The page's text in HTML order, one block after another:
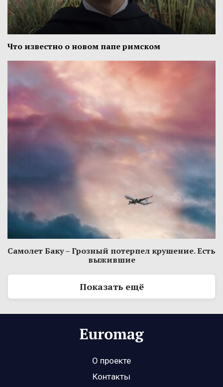
Что известно о новом папе римском
Самолет Баку – Грозный потерпел крушение. Есть
выжившие
Показать ещё
О проекте
Контакты